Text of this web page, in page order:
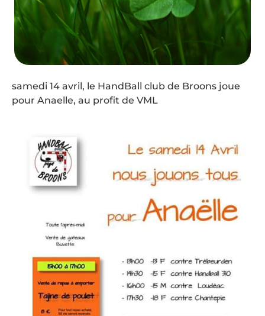
samedi 14 avril, le HandBall club de Broons joue
pour Anaelle, au profit de VML